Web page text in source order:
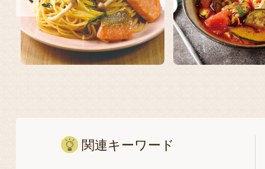
関連キーワード